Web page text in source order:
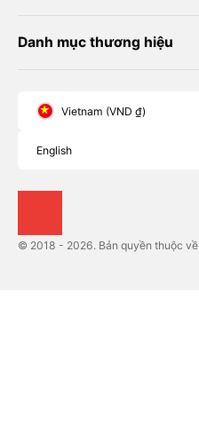
Danh mục thương hiệu
Vietnam (VND ₫)
English
© 2018 - 2026. Bản quyền thuộc về